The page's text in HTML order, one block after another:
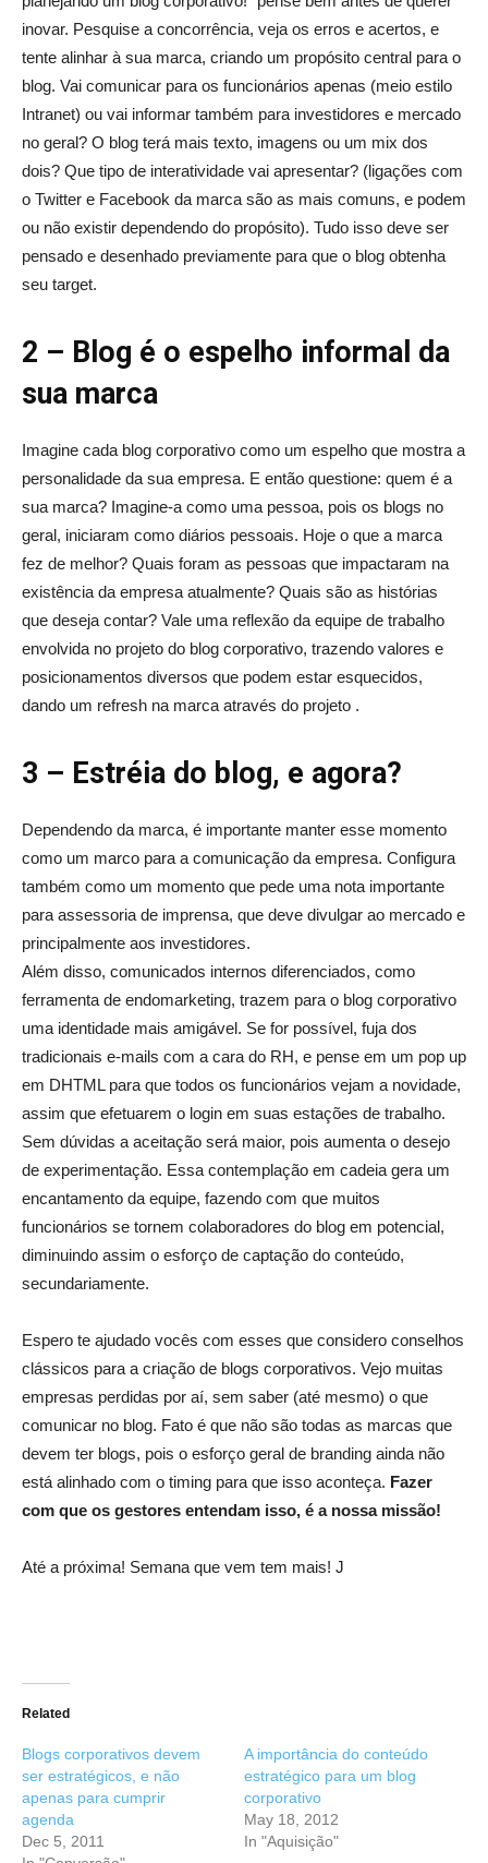
inovar. Pesquise a concorrência, veja os erros e acertos, e
tente alinhar à sua marca, criando um propósito central para o
blog. Vai comunicar para os funcionários apenas (meio estilo
Intranet) ou vai informar também para investidores e mercado
no geral? O blog terá mais texto, imagens ou um mix dos
dois? Que tipo de interatividade vai apresentar? (ligações com
o Twitter e Facebook da marca são as mais comuns, e podem
ou não existir dependendo do propósito). Tudo isso deve ser
pensado e desenhado previamente para que o blog obtenha
seu target.
2 – Blog é o espelho informal da
sua marca
Imagine cada blog corporativo como um espelho que mostra a
personalidade da sua empresa. E então questione: quem é a
sua marca? Imagine-a como uma pessoa, pois os blogs no
geral, iniciaram como diários pessoais. Hoje o que a marca
fez de melhor? Quais foram as pessoas que impactaram na
existência da empresa atualmente? Quais são as histórias
que deseja contar? Vale uma reflexão da equipe de trabalho
envolvida no projeto do blog corporativo, trazendo valores e
posicionamentos diversos que podem estar esquecidos,
dando um refresh na marca através do projeto .
3 – Estréia do blog, e agora?
Dependendo da marca, é importante manter esse momento
como um marco para a comunicação da empresa. Configura
também como um momento que pede uma nota importante
para assessoria de imprensa, que deve divulgar ao mercado e
principalmente aos investidores.
Além disso, comunicados internos diferenciados, como
ferramenta de endomarketing, trazem para o blog corporativo
uma identidade mais amigável. Se for possível, fuja dos
tradicionais e-mails com a cara do RH, e pense em um pop up
em DHTML para que todos os funcionários vejam a novidade,
assim que efetuarem o login em suas estações de trabalho.
Sem dúvidas a aceitação será maior, pois aumenta o desejo
de experimentação. Essa contemplação em cadeia gera um
encantamento da equipe, fazendo com que muitos
funcionários se tornem colaboradores do blog em potencial,
diminuindo assim o esforço de captação do conteúdo,
secundariamente.
Espero te ajudado vocês com esses que considero conselhos
clássicos para a criação de blogs corporativos. Vejo muitas
empresas perdidas por aí, sem saber (até mesmo) o que
comunicar no blog. Fato é que não são todas as marcas que
devem ter blogs, pois o esforço geral de branding ainda não
está alinhado com o timing para que isso aconteça. Fazer
com que os gestores entendam isso, é a nossa missão!
Até a próxima! Semana que vem tem mais! J
Related
Blogs corporativos devem
ser estratégicos, e não
apenas para cumprir
agenda
Dec 5, 2011
A importância do conteúdo
estratégico para um blog
corporativo
May 18, 2012
In "Aquisição"